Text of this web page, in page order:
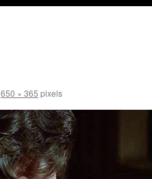
650 × 365 pixels